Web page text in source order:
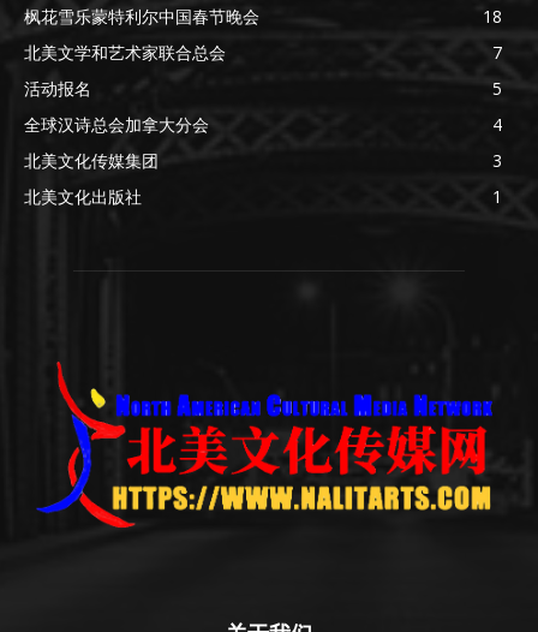
枫花雪乐蒙特利尔中国春节晚会
18
北美文学和艺术家联合总会
7
活动报名
5
全球汉诗总会加拿大分会
4
北美文化传媒集团
3
北美文化出版社
1